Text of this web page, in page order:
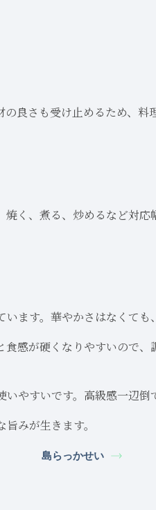
良さも受け止めるため、料
く、煮る、炒めるなど対応
ます。華やかさはなくても
感が硬くなりやすいので
やすいです。高級感一辺倒
みが生きます。
島らっかせい